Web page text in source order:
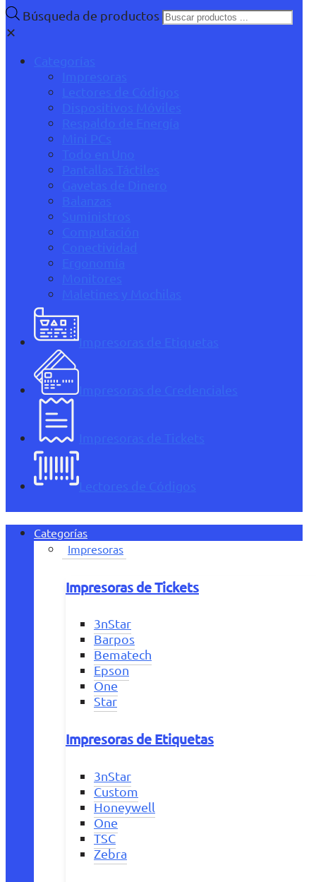
Búsqueda de productos
✕
Categorías
Impresoras
Lectores de Códigos
Dispositivos Móviles
Respaldo de Energía
Mini PCs
Todo en Uno
Pantallas Táctiles
Gavetas de Dinero
Balanzas
Suministros
Computación
Conectividad
Ergonomía
Monitores
Maletines y Mochilas
Impresoras de Etiquetas
Impresoras de Credenciales
Impresoras de Tickets
Lectores de Códigos
Categorías
Impresoras
Impresoras de Tickets
3nStar
Barpos
Bematech
Epson
One
Star
Impresoras de Etiquetas
3nStar
Custom
Honeywell
One
TSC
Zebra